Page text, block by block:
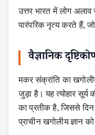
उत्तर भारत में लोग
पारंपरिक नृत्य करते हैं,
वैज्ञानिक
मकर संक्रांति का
जुड़ा है। यह त्योहार
का प्रतीक है, जिससे
प्राचीन खगोलीय ज्ञान